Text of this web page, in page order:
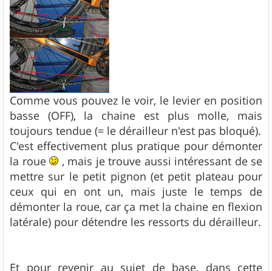
Comme vous pouvez le voir, le levier en position
basse (OFF), la chaine est plus molle, mais
toujours tendue (= le dérailleur n'est pas bloqué).
C'est effectivement plus pratique pour démonter
la roue
, mais je trouve aussi intéressant de se
mettre sur le petit pignon (et petit plateau pour
ceux qui en ont un, mais juste le temps de
démonter la roue, car ça met la chaine en flexion
latérale) pour détendre les ressorts du dérailleur.
Et pour revenir au sujet de base, dans cette